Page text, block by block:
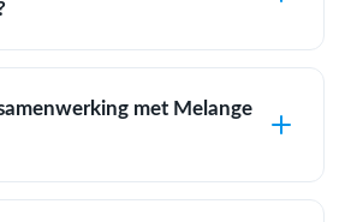
met Melange